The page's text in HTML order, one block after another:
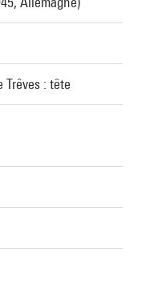
Trêves : tête